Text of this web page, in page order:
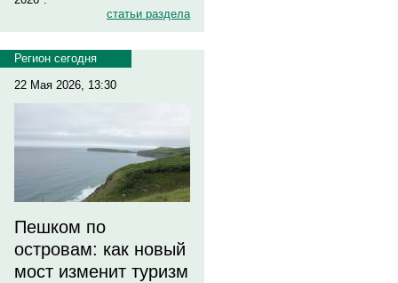
статьи раздела
Регион сегодня
22 Мая 2026, 13:30
Пешком по
островам: как новый
мост изменит туризм